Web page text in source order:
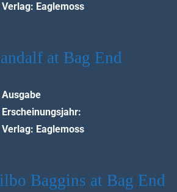
Verlag: Eaglemoss
at Bag End
Ausgabe
Erscheinungsjahr:
Verlag: Eaglemoss
Baggins at Bag End